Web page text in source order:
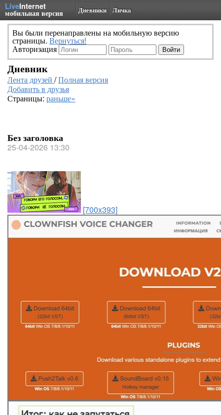
LiveInternet
мобильная версия Дневники Личка
Вы были перенаправлены на мобильную версию
страницы. Вернуться!
Авторизация
Дневник
Лента друзей /Полная версия
Добавить в друзья
Страницы: раньше»
Без заголовка
25-04-2026 13:30
[700x393]